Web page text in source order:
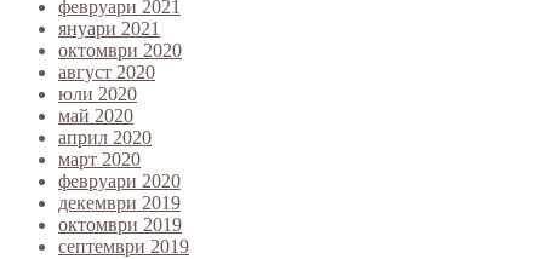
февруари 2021
януари 2021
октомври 2020
август 2020
юли 2020
май 2020
април 2020
март 2020
февруари 2020
декември 2019
октомври 2019
септември 2019